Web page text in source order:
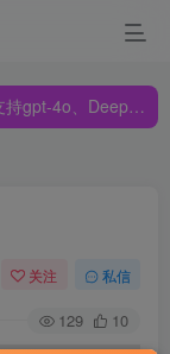
、Claude🔥🔥🔥🔥
、Claude🔥🔥🔥🔥
关注 私信
129 10